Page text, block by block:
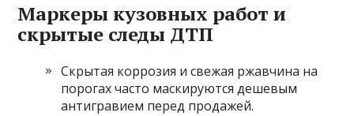
Маркеры кузовных работ и
скрытые следы ДТП
Скрытая коррозия и свежая ржавчина на
порогах часто маскируются дешевым
антигравием перед продажей.